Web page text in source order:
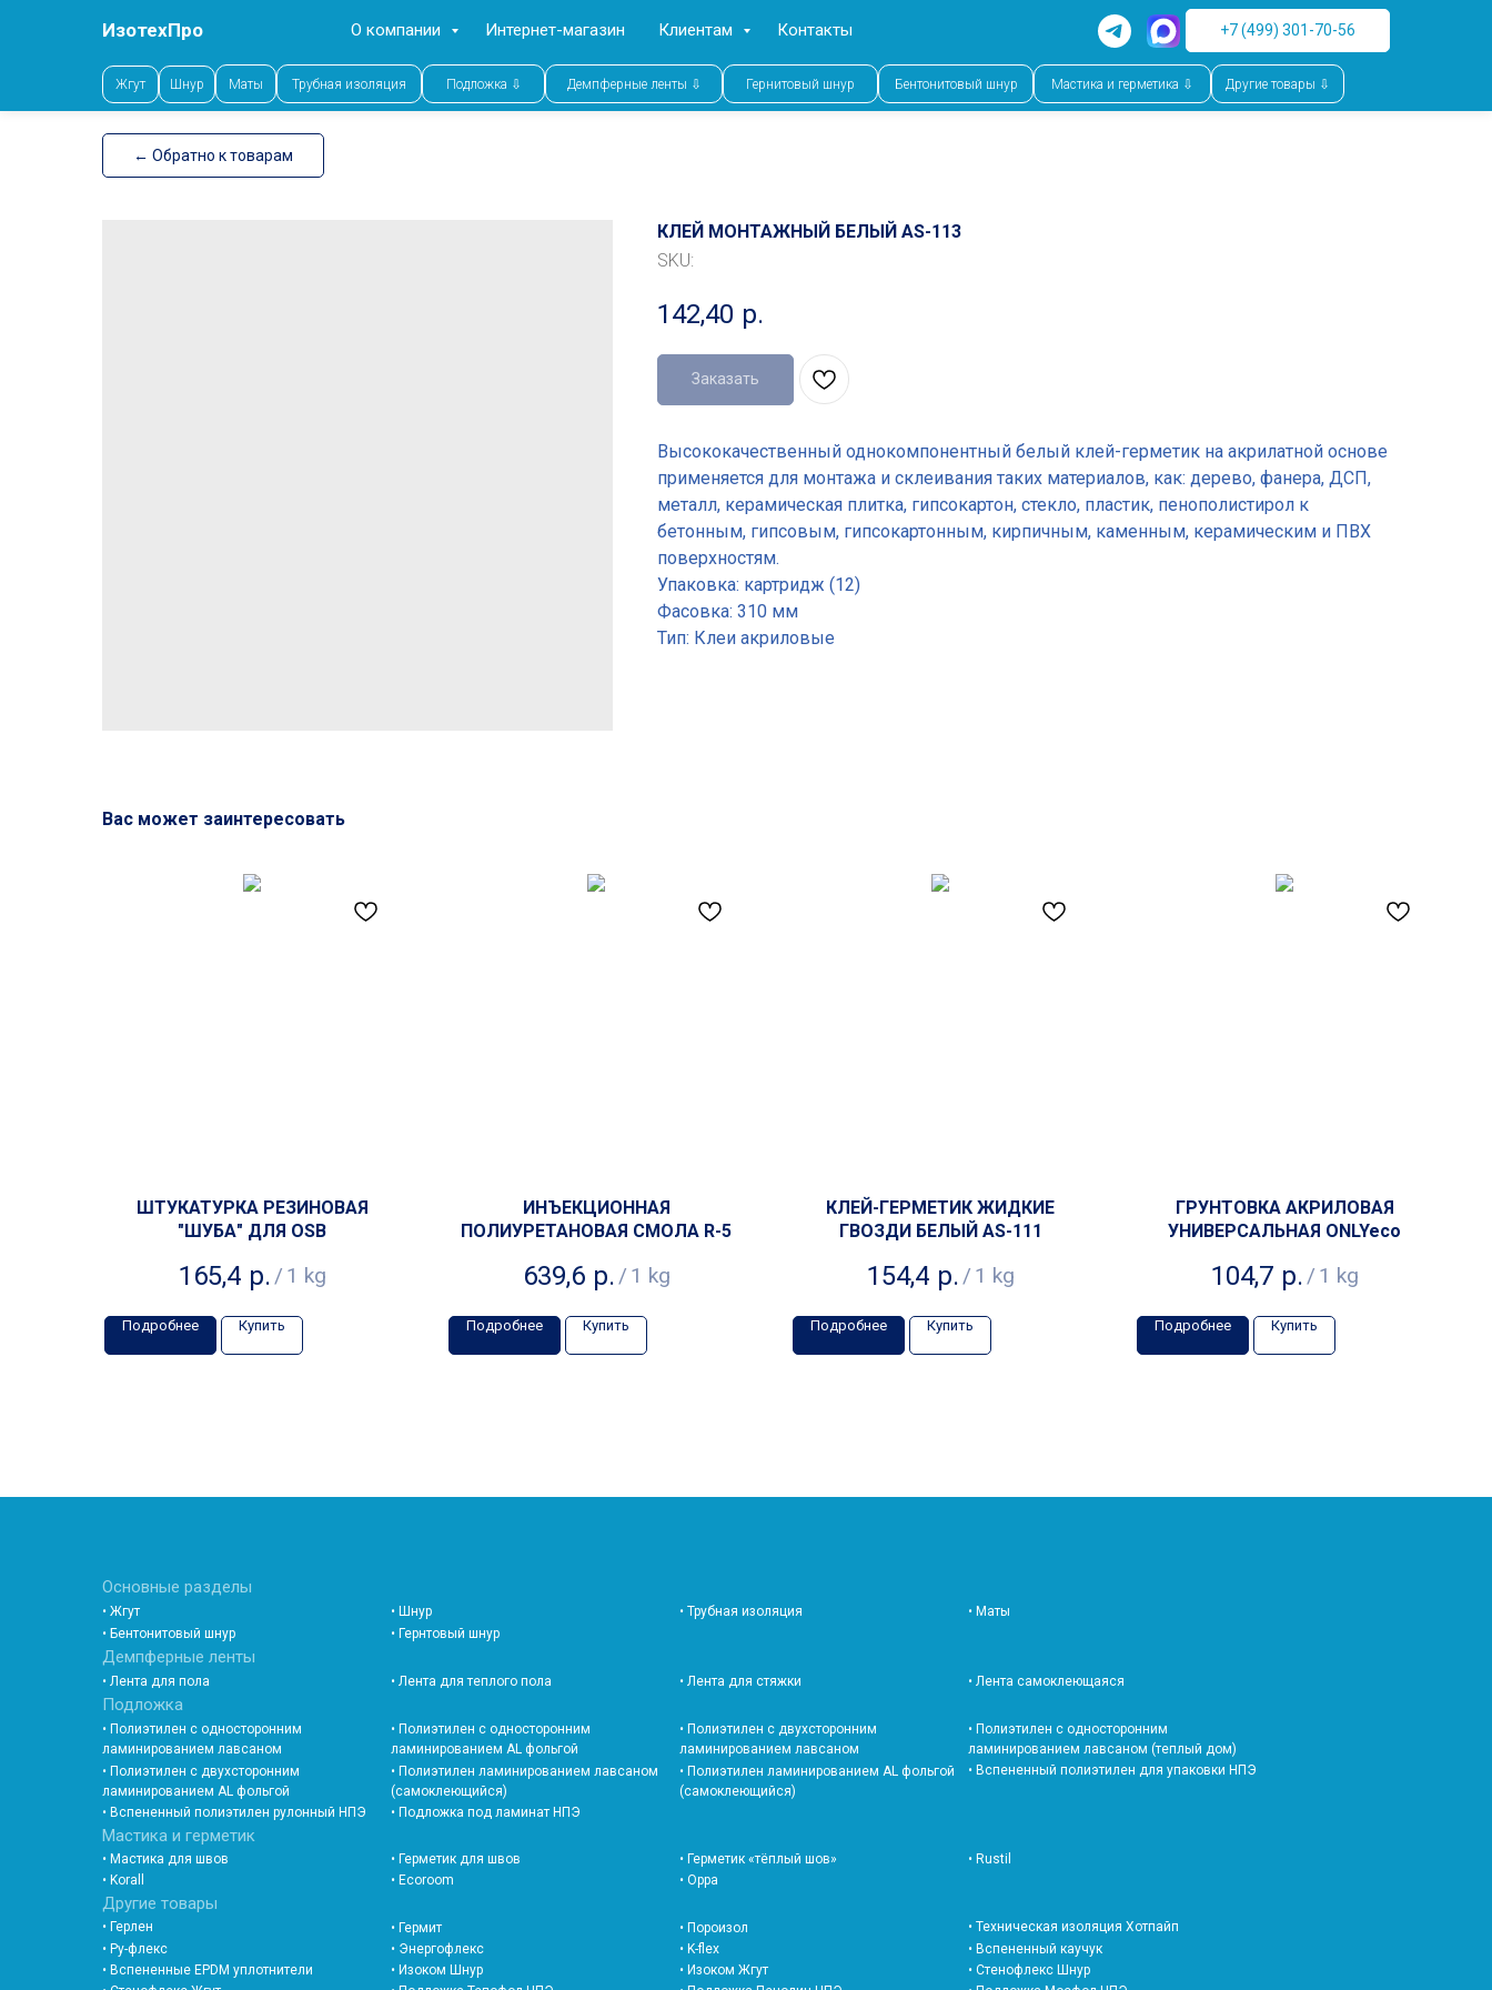
ИзотехПро О компании Интернет-магазин Клиентам Контакты +7 (499) 301-70-56
Жгут Шнур Маты Трубная изоляция Подложка ⇩ Демпферные ленты ⇩ Гернитовый шнур Бентонитовый шнур Мастика и герметика ⇩ Другие товары ⇩
← Обратно к товарам
КЛЕЙ МОНТАЖНЫЙ БЕЛЫЙ AS-113
SKU:
142,40 р.
Заказать
Высококачественный однокомпонентный белый клей-герметик на акрилатной основе
применяется для монтажа и склеивания таких материалов, как: дерево, фанера, ДСП,
металл, керамическая плитка, гипсокартон, стекло, пластик, пенополистирол к
бетонным, гипсовым, гипсокартонным, кирпичным, каменным, керамическим и ПВХ
поверхностям.
Упаковка: картридж (12)
Фасовка: 310 мм
Тип: Клеи акриловые
Вас может заинтересовать
ШТУКАТУРКА РЕЗИНОВАЯ
"ШУБА" ДЛЯ OSB
165,4 р. / 1 kg
Подробнее Купить
ИНЪЕКЦИОННАЯ
ПОЛИУРЕТАНОВАЯ СМОЛА R-5
639,6 р. / 1 kg
Подробнее Купить
КЛЕЙ-ГЕРМЕТИК ЖИДКИЕ
ГВОЗДИ БЕЛЫЙ AS-111
154,4 р. / 1 kg
Подробнее Купить
ГРУНТОВКА АКРИЛОВАЯ
УНИВЕРСАЛЬНАЯ ONLYeco
104,7 р. / 1 kg
Подробнее Купить
Основные разделы
• Жгут • Шнур • Трубная изоляция
• Маты
• Бентонитовый шнур
• Гернтовый шнур
Демпферные ленты
• Лента для пола • Лента для теплого пола • Лента для стяжки • Лента самоклеющаяся
Подложка
• Полиэтилен с односторонним
ламинированием лавсаном
• Полиэтилен с односторонним
ламинированием AL фольгой
• Полиэтилен с двухсторонним
ламинированием лавсаном
• Полиэтилен с односторонним
ламинированием лавсаном (теплый дом)
• Полиэтилен с двухсторонним
ламинированием AL фольгой
• Полиэтилен ламинированием лавсаном
(самоклеющийся)
• Полиэтилен ламинированием AL фольгой
(самоклеющийся)
• Вспененный полиэтилен для упаковки НПЭ
• Вспененный полиэтилен рулонный НПЭ • Подложка под ламинат НПЭ
Мастика и герметик
• Мастика для швов • Герметик для швов • Герметик «тёплый шов»
• Rustil
• Korall
• Ecoroom • Oppa
Другие товары
• Герлен • Гермит • Пороизол
• Техническая изоляция Хотпайп
• Ру-флекс
• Энергофлекс • K-flex
• Вспененный каучук
• Вспененные EPDM уплотнители
• Изоком Шнур • Изоком Жгут
• Стенофлекс Шнур